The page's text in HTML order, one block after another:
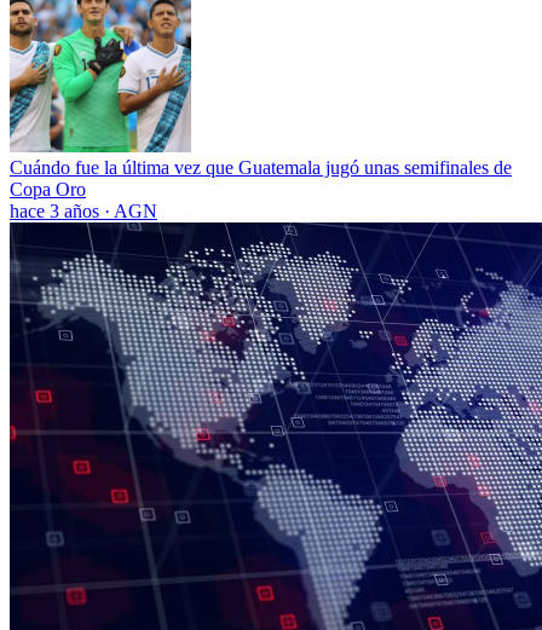
Cuándo fue la última vez que Guatemala jugó unas semifinales de
Copa Oro
hace 3 años · AGN